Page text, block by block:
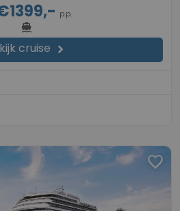
p.p.
directions_boat
cruise chevron_right
favorite